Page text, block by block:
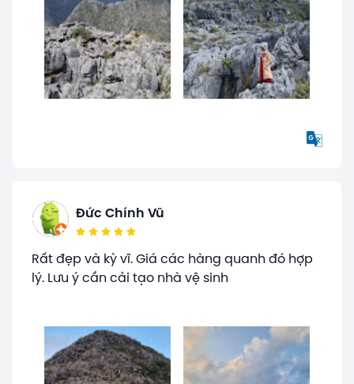
Đức Chính Vũ
Rất đẹp và kỳ vĩ. Giá các hàng quanh đó hợp
lý. Lưu ý cần cải tạo nhà vệ sinh